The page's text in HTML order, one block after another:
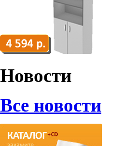
Новости
Все новости